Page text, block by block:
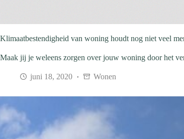
Klimaatbestendigheid van woning houdt nog niet veel
Maak jij je weleens zorgen over jouw woning door het
juni 18, 2020 Wonen